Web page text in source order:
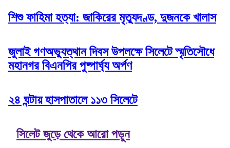
শিশু ফাহিমা হত্যা: জাকিরের মৃত্যুদণ্ড, দুজনকে খালাস
জুলাই গণঅভ্যুত্থান দিবস উপলক্ষে সিলেটে স্মৃতিসৌধে
মহানগর বিএনপির পুষ্পার্ঘ্য অর্পণ
২৪ ঘন্টায় হাসপাতালে ১১৩ সিলেটে
সিলেট জুড়ে থেকে আরো পড়ুন